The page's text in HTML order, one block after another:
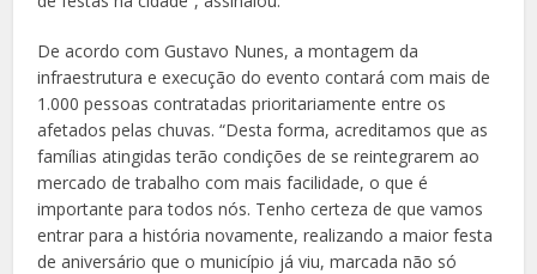
De acordo com Gustavo Nunes, a montagem da
infraestrutura e execução do evento contará com mais de
1.000 pessoas contratadas prioritariamente entre os
afetados pelas chuvas. “Desta forma, acreditamos que as
famílias atingidas terão condições de se reintegrarem ao
mercado de trabalho com mais facilidade, o que é
importante para todos nós. Tenho certeza de que vamos
entrar para a história novamente, realizando a maior festa
de aniversário que o município já viu, marcada não só